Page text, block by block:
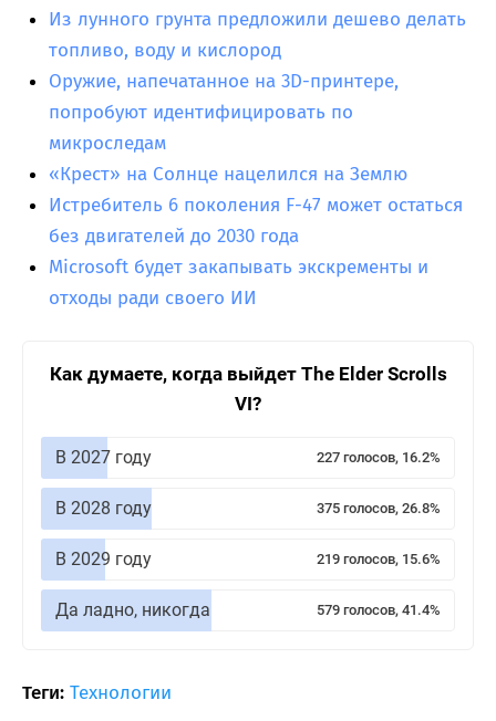
Из лунного грунта предложили дешево делать
топливо, воду и кислород
Оружие, напечатанное на 3D-принтере,
попробуют идентифицировать по
микроследам
«Крест» на Солнце нацелился на Землю
Истребитель 6 поколения F-47 может остаться
без двигателей до 2030 года
Microsoft будет закапывать экскременты и
отходы ради своего ИИ
Как думаете, когда выйдет The Elder Scrolls
VI?
В 2027 году 227 голосов, 16.2%
В 2028 году 375 голосов, 26.8%
В 2029 году 219 голосов, 15.6%
Да ладно, никогда 579 голосов, 41.4%
Теги: Технологии